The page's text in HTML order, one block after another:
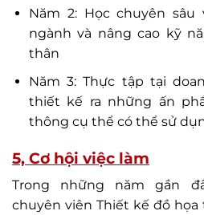
Năm 2: Học chuyên sâu
ngành và nâng cao kỹ
thân
Năm 3: Thực tập tại
thiết kế ra những ấn
thông cụ thể có thể sử
5, Cơ hội việc làm
Trong những năm gần
chuyên viên Thiết kế đồ họa